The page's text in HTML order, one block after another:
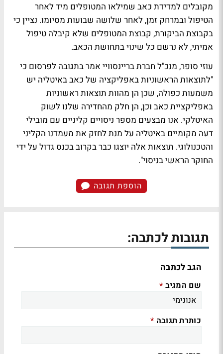
מקובלים למדידת כאב שמילאו המטופלים מיד לאחר
הטיפול ובמרחק זמן, לאחר שלושה שבועות מסיומו. נציין כי
בקבוצת הביקורת, קבוצת המטופלים שלא קיבלה טיפול
אמיתי, לא נרשם כל שינוי בתחושת הכאב.
עוזי סופר, מנכ"ל חברת בריינסוויי אמר בתגובה לפרסום כי
"לתוצאות הראשוניות באפליקציה של כאב באיטליה יש
משמעות כפולה, שכן הן מהוות תוצאות ראשוניות
באפליקציית כאב וכן, הן חלק מהחדירה שלנו לשוק
האיטלקי. אנו מבצעים מספר ניסויים קליניים עם מובילי
דעה מקומיים באיטליה על מנת לחזק את מעמדנו הקליני
והטכנולוגי. תוצאות אלה יוצגו כבר בקרוב בכנס גדול על ידי
החוקר הראשי בניסוי".
הוספת תגובה
תגובות לכתבה:
הגב לכתבה
שם המגיב *
כותרת תגובה *